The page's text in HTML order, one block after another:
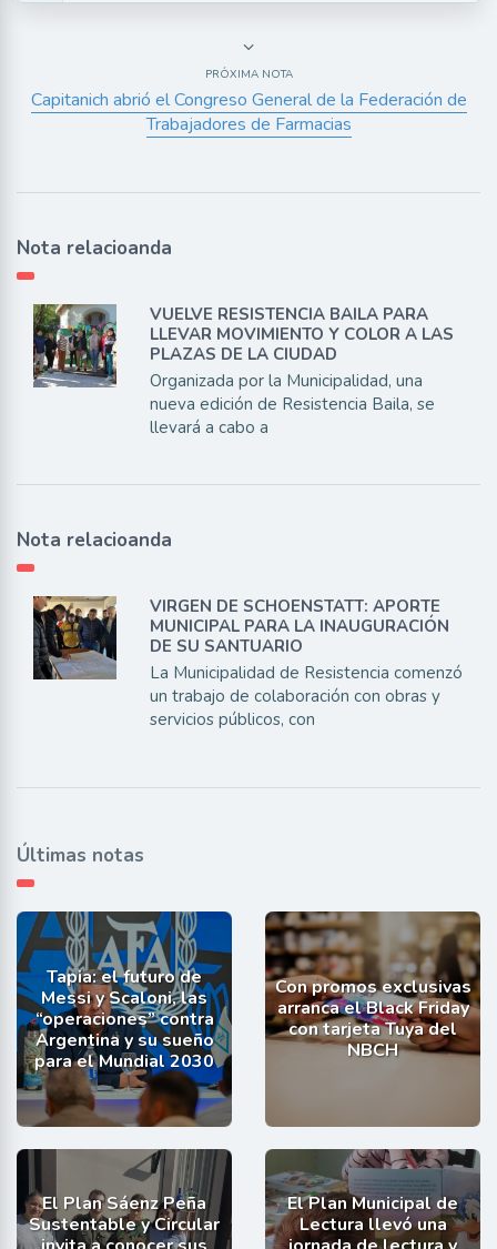
PRÓXIMA NOTA
Capitanich abrió el Congreso General de la Federación de
Trabajadores de Farmacias
Nota relacioanda
VUELVE RESISTENCIA BAILA PARA
LLEVAR MOVIMIENTO Y COLOR A LAS
PLAZAS DE LA CIUDAD
Organizada por la Municipalidad, una
nueva edición de Resistencia Baila, se
llevará a cabo a
Nota relacioanda
VIRGEN DE SCHOENSTATT: APORTE
MUNICIPAL PARA LA INAUGURACIÓN
DE SU SANTUARIO
La Municipalidad de Resistencia comenzó
un trabajo de colaboración con obras y
servicios públicos, con
Últimas notas
Tapia: el futuro de
Messi y Scaloni, las
“operaciones” contra
Argentina y su sueño
para el Mundial 2030
Con promos exclusivas
arranca el Black Friday
con tarjeta Tuya del
NBCH
El Plan Sáenz Peña
Sustentable y Circular
El Plan Municipal de
Lectura llevó una